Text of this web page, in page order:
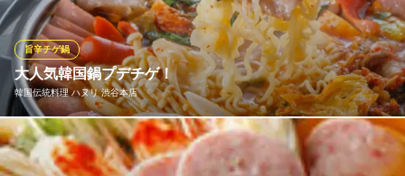
大人気韓国鍋プデチゲ！
韓国伝統料理 ハヌリ 渋谷本店
旨辛チゲ鍋
ハヌリの大人気韓国鍋！！！スパム・モルタデッラ・フランク・
赤ウインナー・ベーコン・ハム・韓国餅・ラーメン等々の具沢山